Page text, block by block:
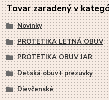
Tovar zaradený v
Novinky
PROTETIKA LETNÁ OBUV
PROTETIKA OBUV JAR
Detská obuv+ prezuvky
Dievčenské